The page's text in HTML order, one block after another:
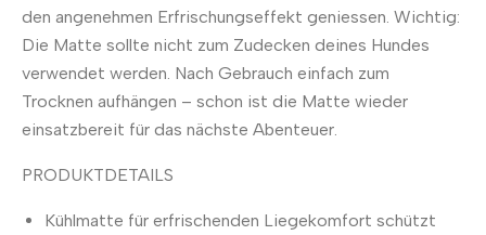
den angenehmen Erfrischungseffekt geniessen. Wichtig:
Die Matte sollte nicht zum Zudecken deines Hundes
verwendet werden. Nach Gebrauch einfach zum
Trocknen aufhängen – schon ist die Matte wieder
einsatzbereit für das nächste Abenteuer.
PRODUKTDETAILS
Kühlmatte für erfrischenden Liegekomfort schützt